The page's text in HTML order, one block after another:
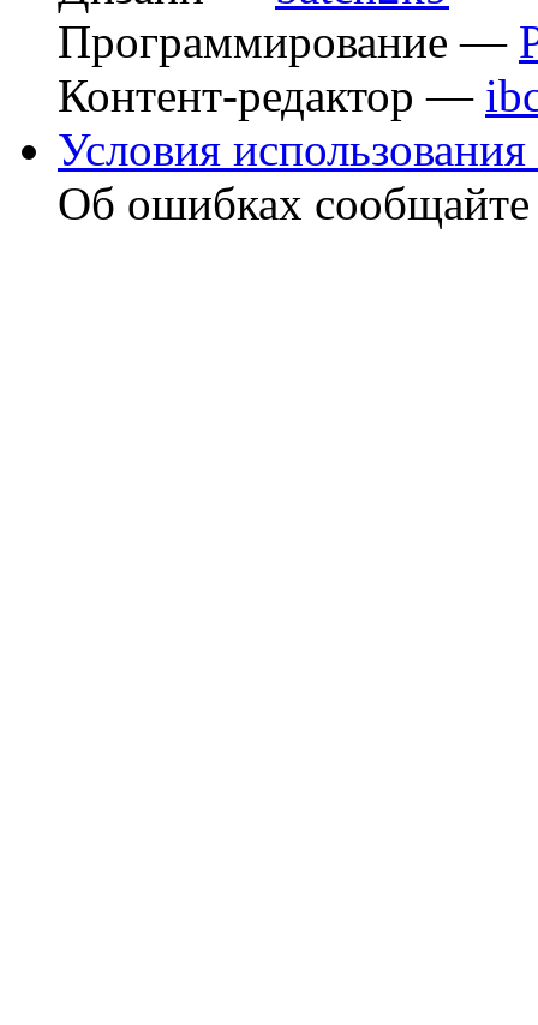
Программирование —
Контент-редактор —
Условия использования
Об ошибках